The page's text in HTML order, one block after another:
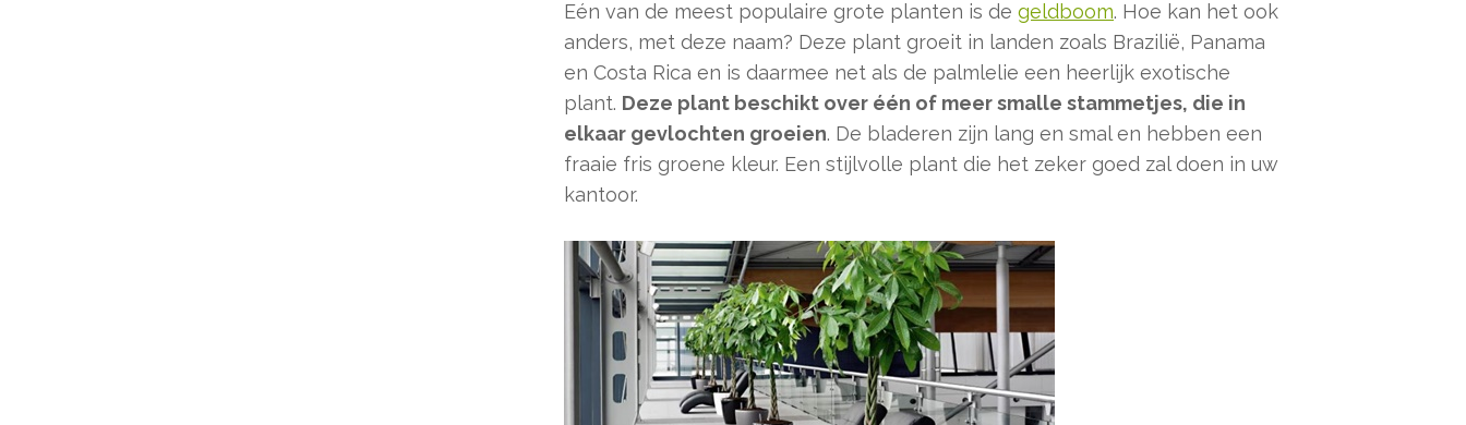
Eén van de meest populaire grote planten is de geldboom. Hoe kan het ook
anders, met deze naam? Deze plant groeit in landen zoals Brazilië, Panama
en Costa Rica en is daarmee net als de palmlelie een heerlijk exotische
plant. Deze plant beschikt over één of meer smalle stammetjes, die in
elkaar gevlochten groeien. De bladeren zijn lang en smal en hebben een
fraaie fris groene kleur. Een stijlvolle plant die het zeker goed zal doen in uw
kantoor.